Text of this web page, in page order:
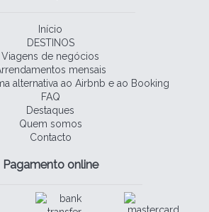
Início
DESTINOS
Viagens de negócios
mensais
alternativa ao Airbnb e ao Booking
FAQ
Destaques
Quem somos
Contacto
Pagamento online